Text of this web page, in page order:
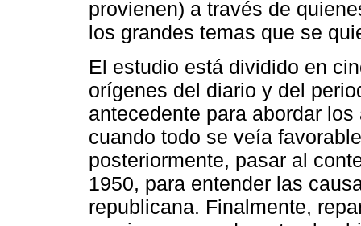
provienen) a través de
los grandes temas que se
El estudio está dividido en
orígenes del diario y del
antecedente para abordar
cuando todo se veía
posteriormente, pasar al
1950, para entender las
republicana. Finalmente,